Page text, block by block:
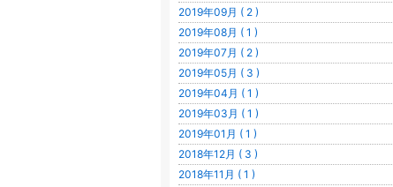
2019年09月 ( 2 )
2019年08月 ( 1 )
2019年07月 ( 2 )
2019年05月 ( 3 )
2019年04月 ( 1 )
2019年03月 ( 1 )
2019年01月 ( 1 )
2018年12月 ( 3 )
2018年11月 ( 1 )